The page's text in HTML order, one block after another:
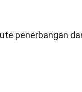
penerbangan